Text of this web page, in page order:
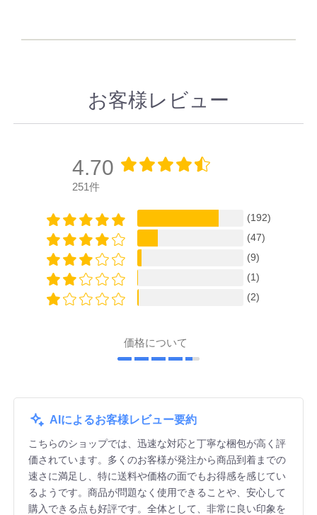
お客様レビュー
4.70
251件
(192)
(47)
(9)
(1)
(2)
価格について
AIによるお客様レビュー要約
こちらのショップでは、迅速な対応と丁寧な梱包が高く評
価されています。多くのお客様が発注から商品到着までの
速さに満足し、特に送料や価格の面でもお得感を感じてい
るようです。商品が問題なく使用できることや、安心して
購入できる点も好評です。全体として、非常に良い印象を